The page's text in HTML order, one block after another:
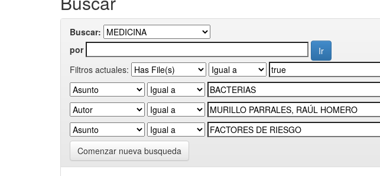
Buscar:
por
Filtros actuales:
Comenzar nueva busqueda